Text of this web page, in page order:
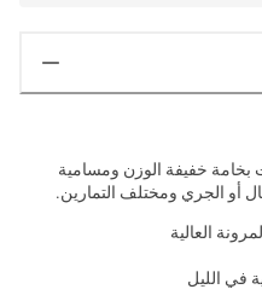
خفيفة الوزن ومسامية
أو الجري ومختلف التمارين.
العالية
في الليل